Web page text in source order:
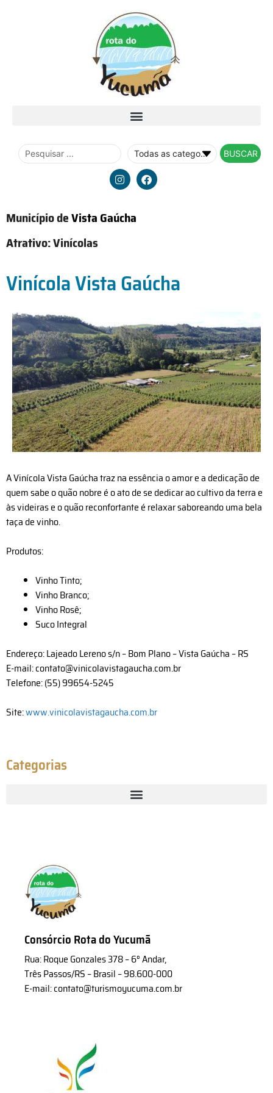
BUSCAR
Município deVista Gaúcha
Atrativo:Vinícolas
Vinícola Vista Gaúcha
A Vinícola Vista Gaúcha traz na essência o amor e a dedicação de
quem sabe o quão nobre é o ato de se dedicar ao cultivo da terra e
às videiras e o quão reconfortante é relaxar saboreando uma bela
taça de vinho.
Produtos:
Vinho Tinto;
Vinho Branco;
Vinho Rosê;
Suco Integral
Endereço: Lajeado Lereno s/n – Bom Plano – Vista Gaúcha – RS
E-mail: contato@vinicolavistagaucha.com.br
Telefone: (55) 99654-5245
Site:www.vinicolavistagaucha.com.br
Categorias
Consórcio Rota do Yucumã
Rua: Roque Gonzales 378 – 6° Andar,
Três Passos/RS – Brasil – 98.600-000
E-mail: contato@turismoyucuma.com.br